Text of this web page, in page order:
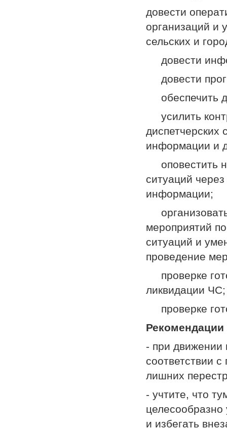
довести
организаций и
сельских и
довести
довести
обеспечить
усилить
диспетчерских
информации и
оповестить
ситуаций
информации;
мероприятий
ситуаций и
проведение
проверке
ликвидации ЧС;
проверке
- при движении
соответствии
лишних
- учтите, что
целесообразно
и избегать